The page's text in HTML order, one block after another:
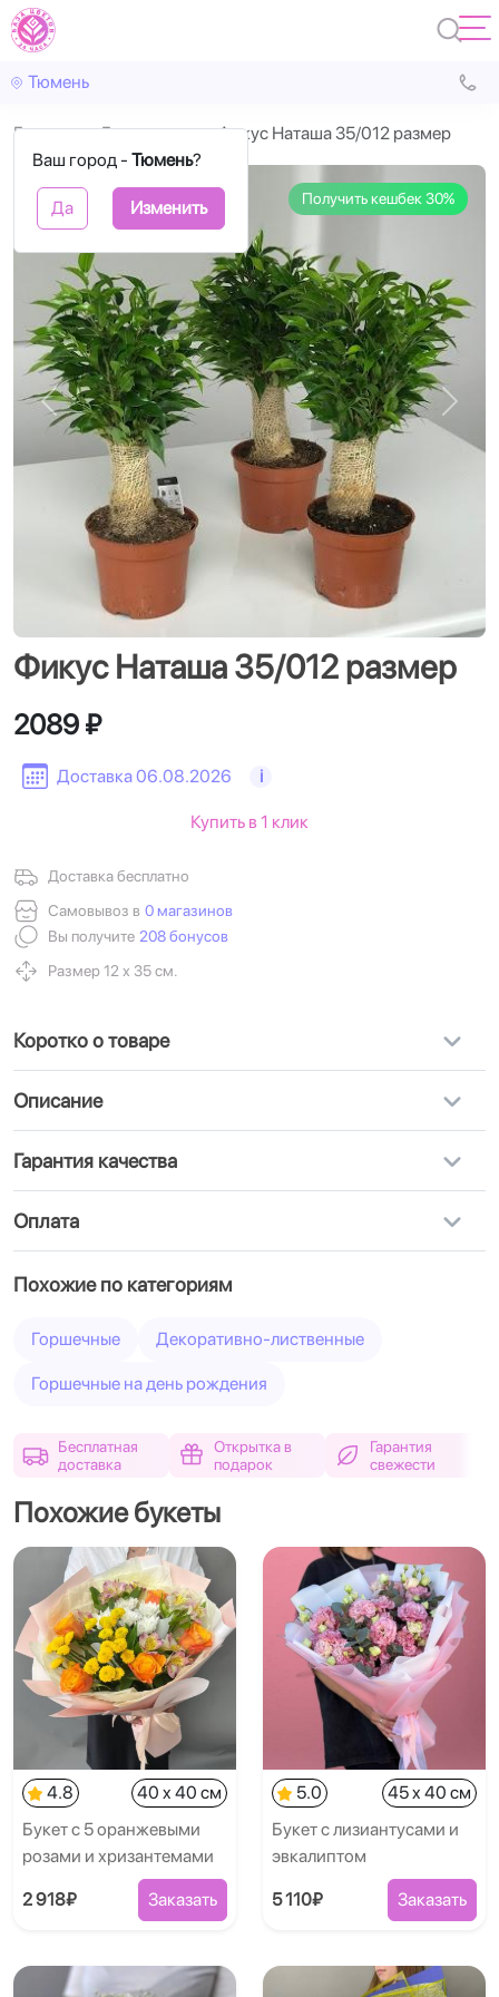
Тюмень
Ваш город - Тюмень?
Да Изменить
Главная Горшечные Фикус Наташа 35/012 размер
Получить кешбек 30%
Назад
Фикус Наташа 35/012 размер
Доставка 06.08.2026 i
2089 ₽
Доставка бесплатно
Самовывоз в 0 магазинов
Вы получите 208 бонусов
Размер 12 х 35 см.
Купить в 1 клик
Коротко о товаре
Описание
Гарантия качества
Оплата
Похожие по категориям
Горшечные Декоративно-лиственные
Горшечные на день рождения
Бесплатная
доставка
Открытка в
подарок
Гарантия
свежести
Похожие букеты
4.8
40 x 40 см
Букет с 5 оранжевыми
розами и хризантемами
2 918₽ Заказать
5.0
45 x 40 см
Букет с лизиантусами и
эвкалиптом
5 110₽ Заказать